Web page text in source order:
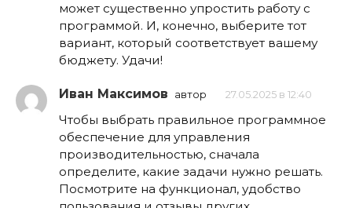
может существенно упростить работу с
программой. И, конечно, выберите тот
вариант, который соответствует вашему
бюджету. Удачи!
Иван Максимов автор 27.05.2025 в 12:40
Чтобы выбрать правильное программное
обеспечение для управления
производительностью, сначала
определите, какие задачи нужно решать.
Посмотрите на функционал, удобство